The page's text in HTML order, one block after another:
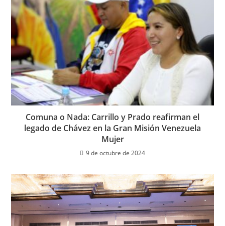
Comuna o Nada: Carrillo y Prado reafirman el
legado de Chávez en la Gran Misión Venezuela
Mujer
9 de octubre de 2024